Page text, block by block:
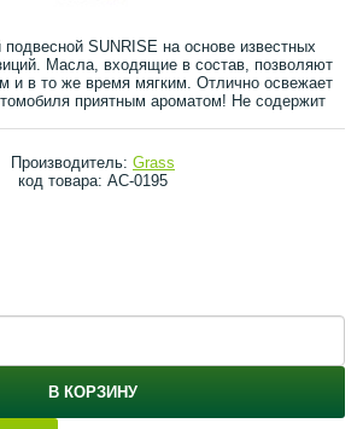
SUNRISE на основе известных
Масла, входящие в состав, позволяют
и в то же время мягким. Отлично освежает
приятным ароматом! Не содержит
Производитель: Grass
код товара: AC-0195
В КОРЗИНУ